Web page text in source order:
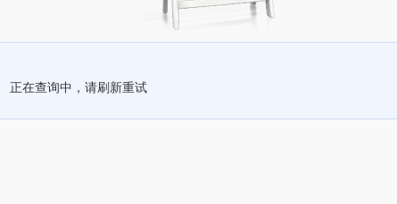
正在查询中，请刷新重试